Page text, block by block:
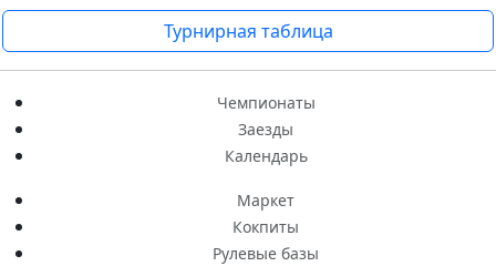
Турнирная таблица
Чемпионаты
Заезды
Календарь
Маркет
Кокпиты
Рулевые базы